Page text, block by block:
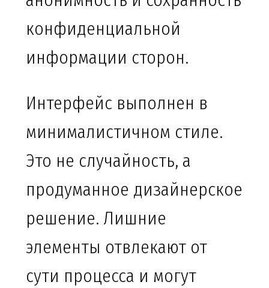
конфиденциальной
информации сторон.
Интерфейс выполнен в
минималистичном стиле.
Это не случайность, а
продуманное дизайнерское
решение. Лишние
элементы отвлекают от
сути процесса и могут